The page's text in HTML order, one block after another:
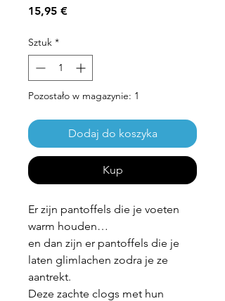
15,95 €Cena
Sztuk *
Pozostało w magazynie: 1
Dodaj do koszyka
Kup
Er zijn pantoffels die je voeten
warm houden…
en dan zijn er pantoffels die je
laten glimlachen zodra je ze
aantrekt.
Deze zachte clogs met hun